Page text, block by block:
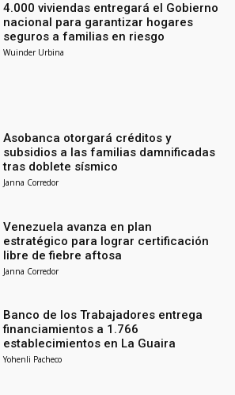
4.000 viviendas entregará el Gobierno
nacional para garantizar hogares
seguros a familias en riesgo
Wuinder Urbina
Asobanca otorgará créditos y
subsidios a las familias damnificadas
tras doblete sísmico
Janna Corredor
Venezuela avanza en plan
estratégico para lograr certificación
libre de fiebre aftosa
Janna Corredor
Banco de los Trabajadores entrega
financiamientos a 1.766
establecimientos en La Guaira
Yohenli Pacheco